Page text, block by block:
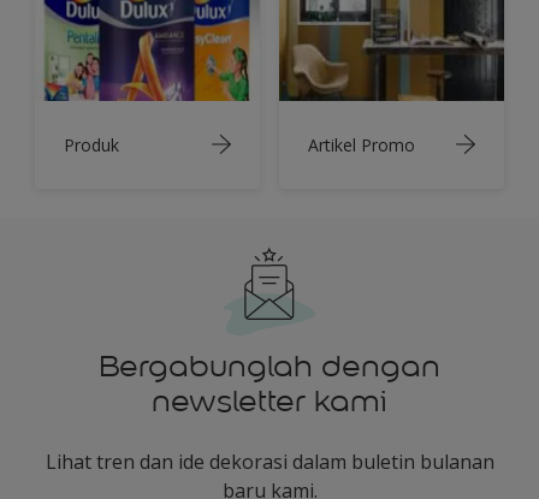
Produk Artikel Promo
Bergabunglah dengan
newsletter kami
Lihat tren dan ide dekorasi dalam buletin bulanan
baru kami.